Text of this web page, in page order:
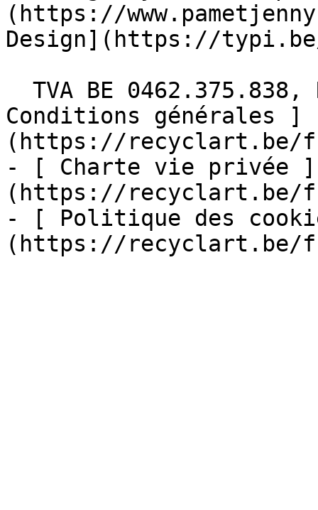
(https://
Design](https://
Conditions générales ]
(https://recyclart.be/
- [ Charte vie privée ]
(https://recyclart.be/
- [ Politique des